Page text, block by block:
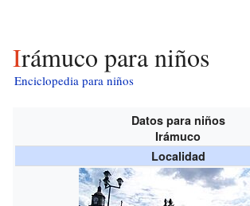
Irámuco para niños
Enciclopedia para niños
Datos para niños
Irámuco
Localidad